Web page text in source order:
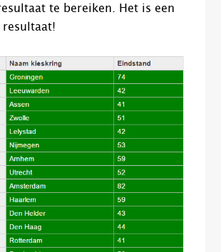
te bereiken. Het is een
resultaat!